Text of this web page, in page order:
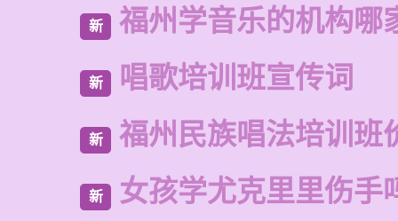
新 福州学音乐的机构哪
新 唱歌培训班宣传词
新 福州民族唱法培训班
新 女孩学尤克里里伤手